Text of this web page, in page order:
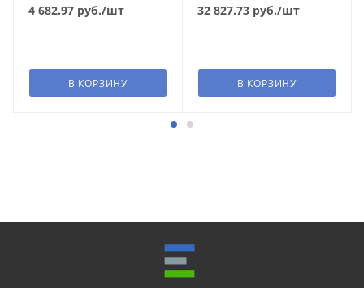
4 682.97 руб./шт
В КОРЗИНУ
32 827.73 руб./шт
В КОРЗИНУ